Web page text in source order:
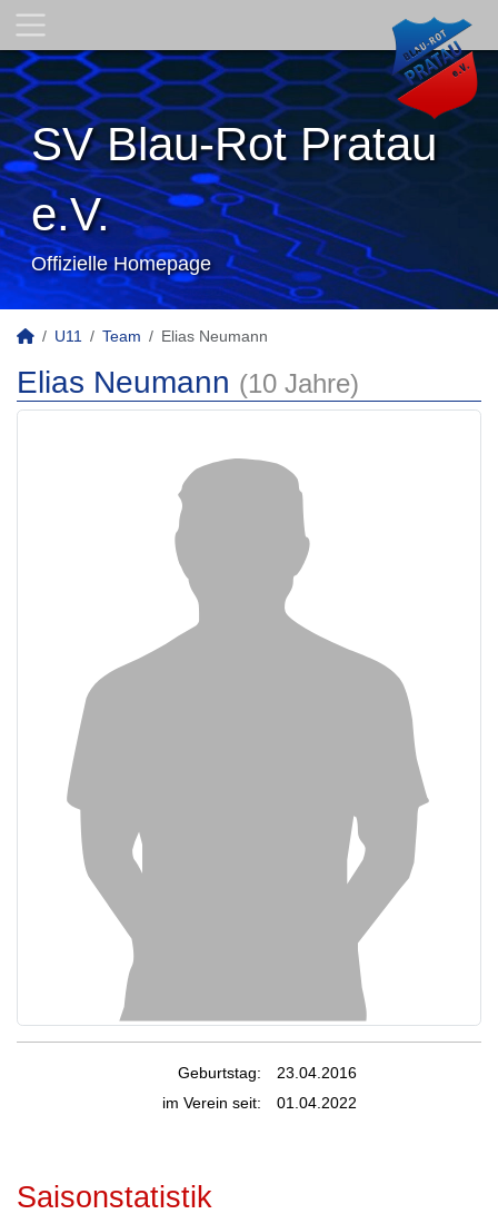
SV Blau-Rot Pratau
e.V.
Offizielle Homepage
U11 Team Elias Neumann
Elias Neumann (10 Jahre)
Geburtstag:
23.04.2016
im Verein seit:
01.04.2022
Saisonstatistik